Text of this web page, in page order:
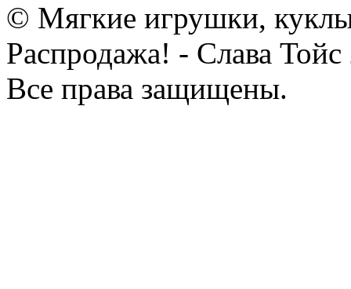
© Мягкие игрушки,
Распродажа! - Слава Тойс
Все права защищены.